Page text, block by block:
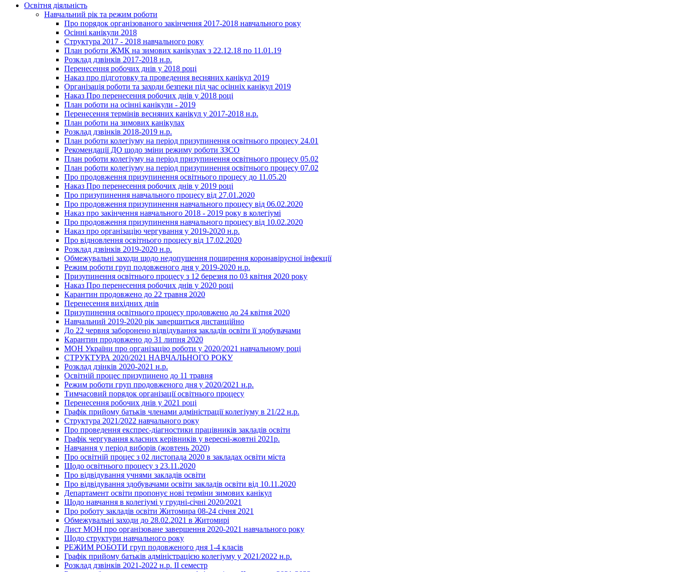
Освітня діяльність
Навчальний рік та режим роботи
Про порядок організованого закінчення 2017-2018 навчального року
Осінні канікули 2018
Структура 2017 - 2018 навчального року
План роботи ЖМК на зимових канікулах з 22.12.18 по 11.01.19
Розклад дзвінків 2017-2018 н.р.
Перенесення робочих днів у 2018 році
Наказ про підготовку та проведення весняних канікул 2019
Організація роботи та заходи безпеки під час осінніх канікул 2019
Наказ Про перенесення робочих днів у 2018 році
План роботи на осінні канікули - 2019
Перенесення термінів весняних канікул у 2017-2018 н.р.
План роботи на зимових канікулах
Розклад дзвінків 2018-2019 н.р.
План роботи колегіуму на період призупинення освітнього процесу 24.01
Рекомендації ДО щодо зміни режиму роботи ЗЗСО
План роботи колегіуму на період призупинення освітнього процесу 05.02
План роботи колегіуму на період призупинення освітнього процесу 07.02
Про продовження призупинення освітнього процесу до 11.05.20
Наказ Про перенесення робочих днів у 2019 році
Про призупинення навчального процесу від 27.01.2020
Про продовження призупинення навчального процесу від 06.02.2020
Наказ про закінчення навчального 2018 - 2019 року в колегіумі
Про продовження призупинення навчального процесу від 10.02.2020
Наказ про організацію чергування у 2019-2020 н.р.
Про відновлення освітнього процесу від 17.02.2020
Розклад дзвінків 2019-2020 н.р.
Обмежувальні заходи щодо недопушення поширення коронавірусної інфекції
Режим роботи груп подовженого дня у 2019-2020 н.р.
Призупинення освітнього процесу з 12 березня по 03 квітня 2020 року
Наказ Про перенесення робочих днів у 2020 році
Карантин продовжено до 22 травня 2020
Перенесення вихідних днів
Призупинення освітнього процесу продовжено до 24 квітня 2020
Навчальний 2019-2020 рік завершиться дистанційно
До 22 червня заборонено відвідування закладів освіти її здобувачами
Карантин продовжено до 31 липня 2020
МОН України про організацію роботи у 2020/2021 навчальному році
СТРУКТУРА 2020/2021 НАВЧАЛЬНОГО РОКУ
Розклад дзінків 2020-2021 н.р.
Освітній процес призупинено до 11 травня
Режим роботи груп продовженого дня у 2020/2021 н.р.
Тимчасовий порядок організації освітнього процесу
Перенесення робочих днів у 2021 році
Графік прийому батьків членами адміністрації колегіуму в 21/22 н.р.
Структура 2021/2022 навчального року
Про проведення експрес-діагностики працівників закладів освіти
Графік чергування класних керівників у вересні-жовтні 2021р.
Навчання у період виборів (жовтень 2020)
Про освітній процес з 02 листопада 2020 в закладах освіти міста
Щодо освітнього процесу з 23.11.2020
Про відвідування учнями закладів освіти
Про відвідування здобувачами освіти закладів освіти від 10.11.2020
Департамент освіти пропонує нові терміни зимових канікул
Щодо навчання в колегіумі у грудні-січні 2020/2021
Про роботу закладів освіти Житомира 08-24 січня 2021
Обмежувальні заходи до 28.02.2021 в Житомирі
Лист МОН про організоване завершення 2020-2021 навчального року
Щодо структури навчального року
РЕЖИМ РОБОТИ груп подовженого дня 1-4 класів
Графік прийому батьків адміністрацією колегіуму у 2021/2022 н.р.
Розклад дзвінків 2021-2022 н.р. ІІ семестр